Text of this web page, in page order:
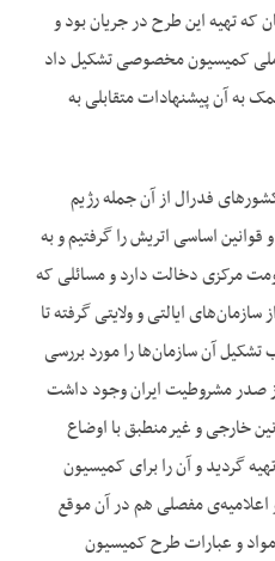
تهیه این طرح در جریان بود و
کمیسیون مخصوصی تشکیل داد
به آن پیشنهادات متقابلی به
فدرال از آن جمله رژیم
اساسی اتریش را گرفتیم و به
مرکزی دخالت دارد و مسائلی که
ایالتی و ولایتی گرفته تا
آن سازمان‌‌ها را مورد بررسی
از صدر مشروطیت ایران وجود داشت
خارجی و غیرمنطبق با اوضاع
گردید و آن را برای کمیسیون
اعلامیه‌‌ی مفصلی هم در آن موقع
و عبارات طرح کمیسیون